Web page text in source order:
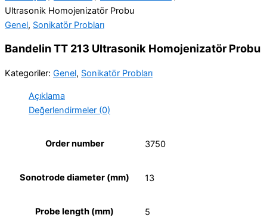
Ultrasonik Homojenizatör Probu
Genel, Sonikatör Probları
Bandelin TT 213 Ultrasonik Homojenizatör Probu
Kategoriler: Genel, Sonikatör Probları
Açıklama
Değerlendirmeler (0)
Order number 3750
Sonotrode diameter (mm) 13
Probe length (mm) 5